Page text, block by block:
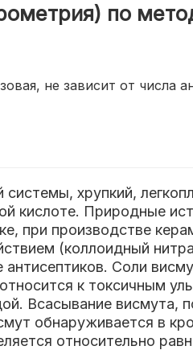
по
не зависит от числа
хрупкий,
кислоте. Природные
при производстве
(коллоидный
Соли
к токсичным
Всасывание висмута,
обнаруживается в
относительно